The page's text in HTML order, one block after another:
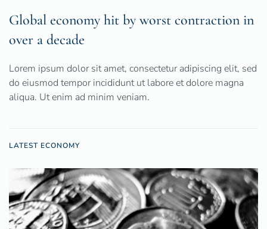
Global economy hit by worst contraction in
over a decade
Lorem ipsum dolor sit amet, consectetur adipiscing elit, sed
do eiusmod tempor incididunt ut labore et dolore magna
aliqua. Ut enim ad minim veniam.
LATEST ECONOMY